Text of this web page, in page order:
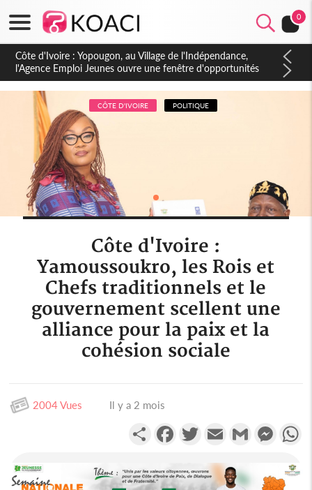
0
Côte d'Ivoire : CHU de Treichville, après la fronde, les agents
contractuels obtiennent un accord avec la direction sur les
arriérés du SMIG 2023
CÔTE D'IVOIRE POLITIQUE
Côte d'Ivoire :
Yamoussoukro, les Rois et
Chefs traditionnels et le
gouvernement scellent une
alliance pour la paix et la
cohésion sociale
2004 Vues Il y a 2 mois
PartagerFacebookTwitterEmail Gmail